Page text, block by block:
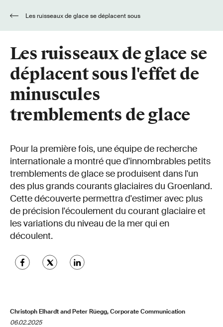
Les ruisseaux de glace se
déplacent sous l'effet de
minuscules
tremblements de glace
Pour la première fois, une équipe de recherche
internationale a montré que d'innombrables petits
tremblements de glace se produisent dans l'un
des plus grands courants glaciaires du Groenland.
Cette découverte permettra d'estimer avec plus
de précision l'écoulement du courant glaciaire et
les variations du niveau de la mer qui en
découlent.
Christoph Elhardt and Peter Rüegg, Corporate Communication
06.02.2025